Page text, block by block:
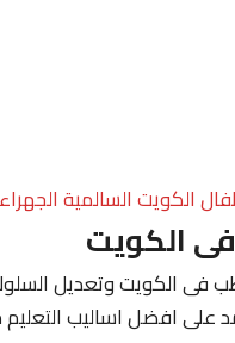
الكويت السالمية الجهراء
الكويت
الكويت وتعديل
على افضل اساليب